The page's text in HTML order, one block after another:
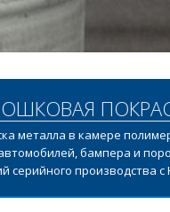
металла в камере
бампера и
серийного производства с